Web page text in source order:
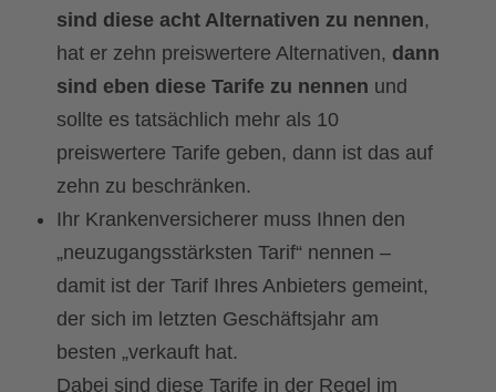
sind diese acht Alternativen zu nennen,
hat er zehn preiswertere Alternativen, dann
sind eben diese Tarife zu nennen und
sollte es tatsächlich mehr als 10
preiswertere Tarife geben, dann ist das auf
zehn zu beschränken.
Ihr Krankenversicherer muss Ihnen den
„neuzugangsstärksten Tarif“ nennen –
damit ist der Tarif Ihres Anbieters gemeint,
der sich im letzten Geschäftsjahr am
besten „verkauft hat.
Dabei sind diese Tarife in der Regel im